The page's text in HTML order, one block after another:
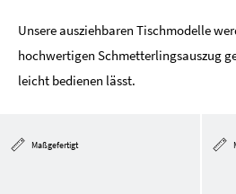
Unsere ausziehbaren Tischmodelle
hochwertigen Schmetterlingsauszug
leicht bedienen lässt.
Maßgefertigt